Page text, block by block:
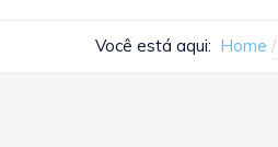
Você está aqui: Home